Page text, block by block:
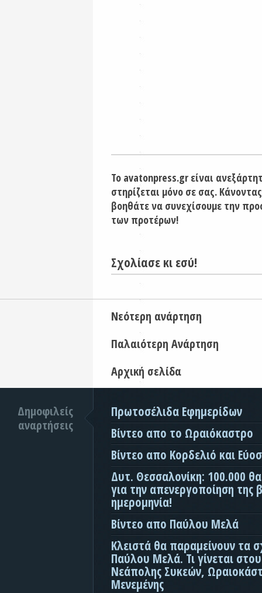
Το avatonpress.gr είναι
στηρίζεται μόνο σε σας.
βοηθάτε να συνεχίσουμε την
των προτέρων!
Σχολίασε κι εσύ!
Νεότερη ανάρτηση
Παλαιότερη Ανάρτηση
Αρχική σελίδα
Δημοφιλείς
αναρτήσεις
Πρωτοσέλιδα Εφημερίδων
Βίντεο απο το Ωραιόκαστρο
Βίντεο απο Κορδελιό και
Δυτ. Θεσσαλονίκη: 100.000
για την απενεργοποίηση της
ημερομηνία!
Βίντεο απο Παύλου Μελά
Κλειστά θα παραμείνουν τα
Παύλου Μελά. Τι γίνεται
Νεάπολης Συκεών,
Μενεμένης